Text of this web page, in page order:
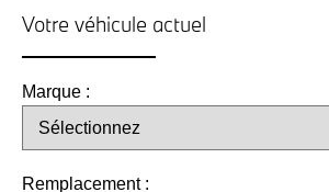
Votre véhicule actuel
Marque :
Remplacement :